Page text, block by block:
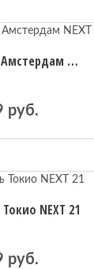
Кресло-кровать Амстердам NEXT
руб.
NEXT 21
руб.